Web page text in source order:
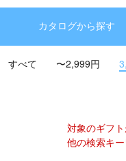
カタログから探す
すべて 〜2,999円
対象のギフ
他の検索キ